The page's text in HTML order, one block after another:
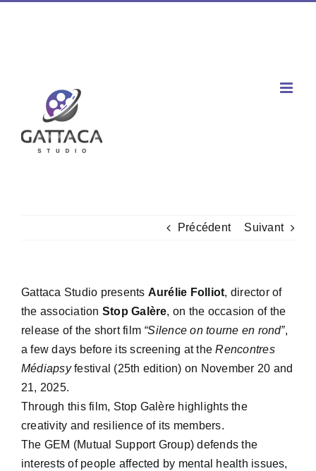
Précédent Suivant
Gattaca Studio presents Aurélie Folliot, director of
the association Stop Galère, on the occasion of the
release of the short film “Silence on tourne en rond”,
a few days before its screening at theRencontres
Médiapsyfestival (25th edition) on November 20 and
21, 2025.
Through this film, Stop Galère highlights the
creativity and resilience of its members.
The GEM (Mutual Support Group) defends the
interests of people affected by mental health issues,